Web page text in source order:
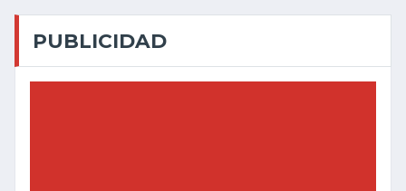
PUBLICIDAD